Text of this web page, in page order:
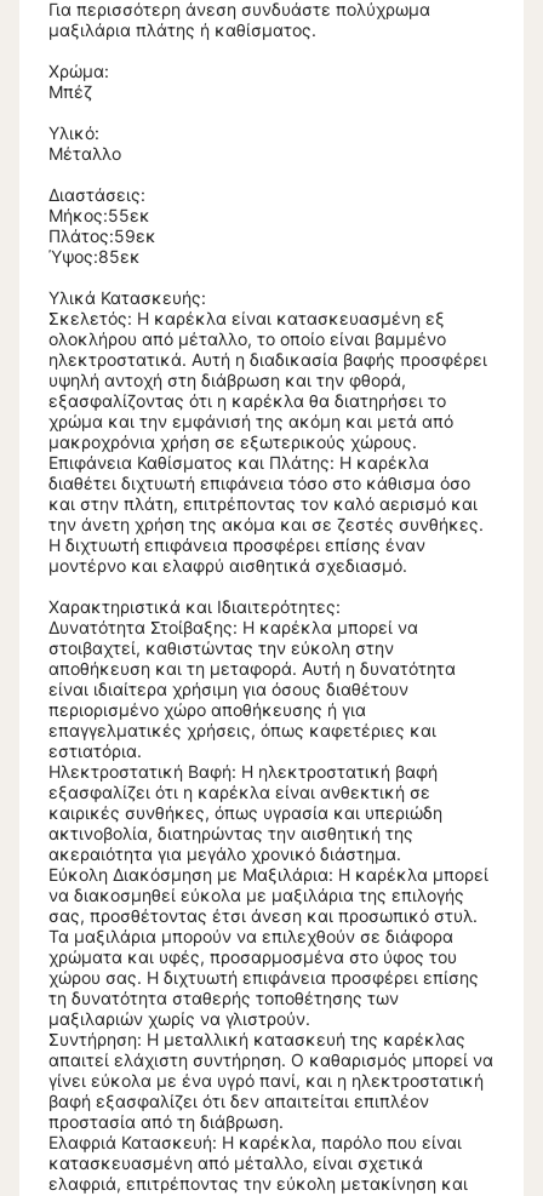
Για περισσότερη άνεση συνδυάστε πολύχρωμα
μαξιλάρια πλάτης ή καθίσματος.
Χρώμα:
Μπέζ
Υλικό:
Μέταλλο
Διαστάσεις:
Μήκος:55εκ
Πλάτος:59εκ
Ύψος:85εκ
Υλικά Κατασκευής:
Σκελετός: Η καρέκλα είναι κατασκευασμένη εξ
ολοκλήρου από μέταλλο, το οποίο είναι βαμμένο
ηλεκτροστατικά. Αυτή η διαδικασία βαφής προσφέρει
υψηλή αντοχή στη διάβρωση και την φθορά,
εξασφαλίζοντας ότι η καρέκλα θα διατηρήσει το
χρώμα και την εμφάνισή της ακόμη και μετά από
μακροχρόνια χρήση σε εξωτερικούς χώρους.
Επιφάνεια Καθίσματος και Πλάτης: Η καρέκλα
διαθέτει διχτυωτή επιφάνεια τόσο στο κάθισμα όσο
και στην πλάτη, επιτρέποντας τον καλό αερισμό και
την άνετη χρήση της ακόμα και σε ζεστές συνθήκες.
Η διχτυωτή επιφάνεια προσφέρει επίσης έναν
μοντέρνο και ελαφρύ αισθητικά σχεδιασμό.
Χαρακτηριστικά και Ιδιαιτερότητες:
Δυνατότητα Στοίβαξης: Η καρέκλα μπορεί να
στοιβαχτεί, καθιστώντας την εύκολη στην
αποθήκευση και τη μεταφορά. Αυτή η δυνατότητα
είναι ιδιαίτερα χρήσιμη για όσους διαθέτουν
περιορισμένο χώρο αποθήκευσης ή για
επαγγελματικές χρήσεις, όπως καφετέριες και
εστιατόρια.
Ηλεκτροστατική Βαφή: Η ηλεκτροστατική βαφή
εξασφαλίζει ότι η καρέκλα είναι ανθεκτική σε
καιρικές συνθήκες, όπως υγρασία και υπεριώδη
ακτινοβολία, διατηρώντας την αισθητική της
ακεραιότητα για μεγάλο χρονικό διάστημα.
Εύκολη Διακόσμηση με Μαξιλάρια: Η καρέκλα μπορεί
να διακοσμηθεί εύκολα με μαξιλάρια της επιλογής
σας, προσθέτοντας έτσι άνεση και προσωπικό στυλ.
Τα μαξιλάρια μπορούν να επιλεχθούν σε διάφορα
χρώματα και υφές, προσαρμοσμένα στο ύφος του
χώρου σας. Η διχτυωτή επιφάνεια προσφέρει επίσης
τη δυνατότητα σταθερής τοποθέτησης των
μαξιλαριών χωρίς να γλιστρούν.
Συντήρηση: Η μεταλλική κατασκευή της καρέκλας
απαιτεί ελάχιστη συντήρηση. Ο καθαρισμός μπορεί να
γίνει εύκολα με ένα υγρό πανί, και η ηλεκτροστατική
βαφή εξασφαλίζει ότι δεν απαιτείται επιπλέον
προστασία από τη διάβρωση.
Ελαφριά Κατασκευή: Η καρέκλα, παρόλο που είναι
κατασκευασμένη από μέταλλο, είναι σχετικά
ελαφριά, επιτρέποντας την εύκολη μετακίνηση και